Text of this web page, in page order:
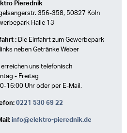
Pierednik
356-358, 50827 Köln
Halle 13
: Die Einfahrt zum Gewerbepark
neben Getränke Weber
erreichen uns telefonisch
- Freitag
16:00 Uhr oder per E-Mail.
0221 530 69 22
info@elektro-pierednik.de